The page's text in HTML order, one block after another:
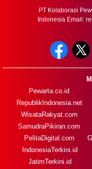
PT Kolaborasi
Indonesia Email:
Pewarta.co.id
RepublikIndonesia.net
WisataRakyat.com
SamudraPikiran.com
PelitaDigital.com
IndonesiaTerkini.id
JatimTerkini.id